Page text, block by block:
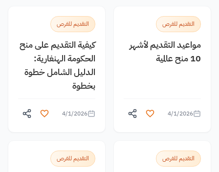
التقديم للفرص
مواعيد التقديم لأشهر
10 منح عالمية
4/1/2026
التقديم للفرص
كيفية التقديم على منح
الحكومة الهنغارية:
الدليل الشامل خطوة
بخطوة
4/1/2026
التقديم للفرص التقديم للفرص